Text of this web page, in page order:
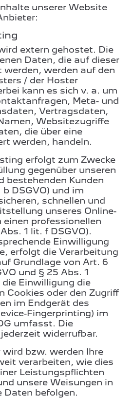
unserer Website
extern gehostet. Die
Daten, die auf dieser
werden auf den
/ der Hoster
kann es sich v. a. um
Meta- und
Vertragsdaten,
Websitezugriffe
die über eine
werden, handeln.
erfolgt zum Zwecke
gegenüber unseren
bestehenden Kunden
DSGVO) und im
schnellen und
unseres Online-
einen professionellen
1 lit. f DSGVO).
Einwilligung
erfolgt die Verarbeitung
Grundlage von Art. 6
und § 25 Abs. 1
Einwilligung die
Cookies oder den Zugriff
im Endgerät des
Fingerprinting) im
umfasst. Die
widerrufbar.
wird bzw. werden Ihre
verarbeiten, wie dies
Leistungspflichten
unsere Weisungen in
Daten befolgen.